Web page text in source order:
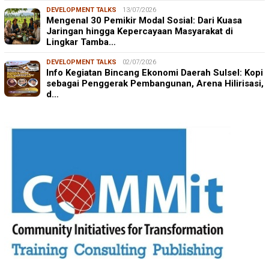
DEVELOPMENT TALKS 13/07/2026
Mengenal 30 Pemikir Modal Sosial: Dari Kuasa
Jaringan hingga Kepercayaan Masyarakat di
Lingkar Tamba…
DEVELOPMENT TALKS 02/07/2026
Info Kegiatan Bincang Ekonomi Daerah Sulsel: Kopi
sebagai Penggerak Pembangunan, Arena Hilirisasi,
d…